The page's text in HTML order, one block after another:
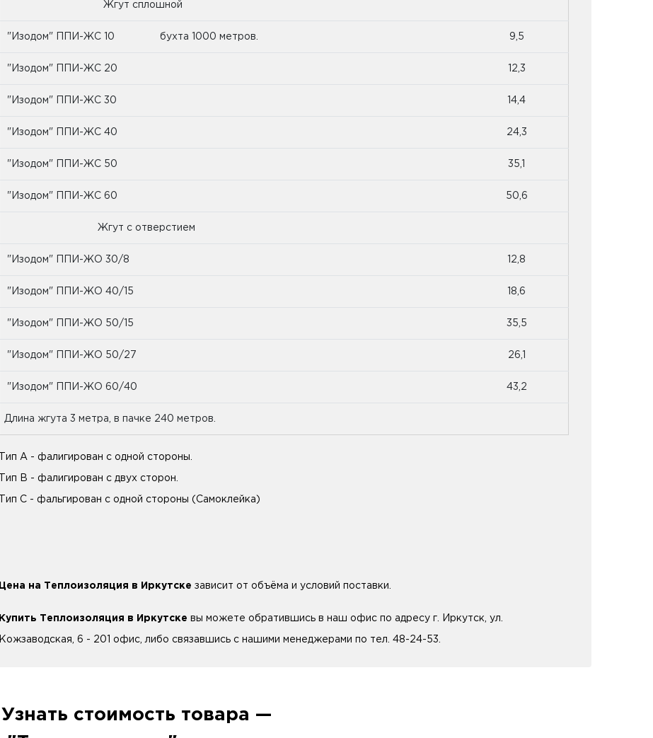
Жгут сплошной
"Изодом" ППИ-ЖС 10 бухта 1000 метров. 9,5
"Изодом" ППИ-ЖС 20 12,3
"Изодом" ППИ-ЖС 30 14,4
"Изодом" ППИ-ЖС 40 24,3
"Изодом" ППИ-ЖС 50 35,1
"Изодом" ППИ-ЖС 60 50,6
Жгут с отверстием
"Изодом" ППИ-ЖО 30/8 12,8
"Изодом" ППИ-ЖО 40/15 18,6
"Изодом" ППИ-ЖО 50/15 35,5
"Изодом" ППИ-ЖО 50/27 26,1
"Изодом" ППИ-ЖО 60/40 43,2
Длина жгута 3 метра, в пачке 240 метров.
Тип А - фалигирован с одной стороны.
Тип В - фалигирован с двух сторон.
Тип С - фальгирован с одной стороны (Самоклейка)
Цена на Теплоизоляция в Иркутске зависит от объёма и условий поставки.
Купить Теплоизоляция в Иркутске вы можете обратившись в наш офис по адресу г. Иркутск, ул.
Кожзаводская, 6 - 201 офис, либо связавшись с нашими менеджерами по тел. 48-24-53.
Узнать стоимость товара —